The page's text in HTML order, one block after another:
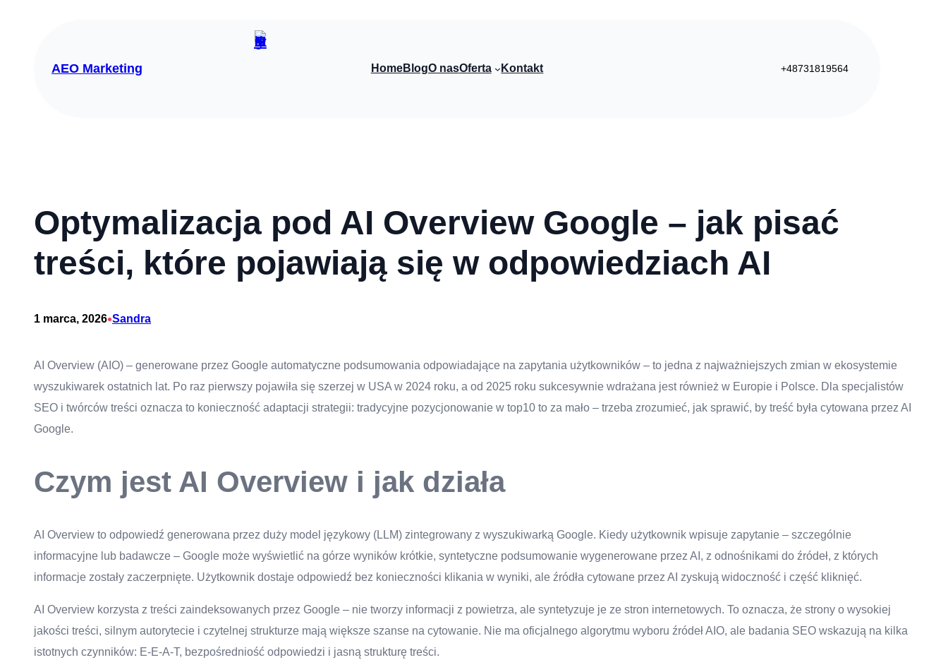
AEO Marketing HomeBlogO nasOferta Kontakt +48731819564
Optymalizacja pod AI Overview Google – jak pisać
treści, które pojawiają się w odpowiedziach AI
1 marca, 2026•Sandra
AI Overview (AIO) – generowane przez Google automatyczne podsumowania odpowiadające na zapytania użytkowników – to jedna z najważniejszych zmian w ekosystemie
wyszukiwarek ostatnich lat. Po raz pierwszy pojawiła się szerzej w USA w 2024 roku, a od 2025 roku sukcesywnie wdrażana jest również w Europie i Polsce. Dla specjalistów
SEO i twórców treści oznacza to konieczność adaptacji strategii: tradycyjne pozycjonowanie w top10 to za mało – trzeba zrozumieć, jak sprawić, by treść była cytowana przez AI
Google.
Czym jest AI Overview i jak działa
AI Overview to odpowiedź generowana przez duży model językowy (LLM) zintegrowany z wyszukiwarką Google. Kiedy użytkownik wpisuje zapytanie – szczególnie
informacyjne lub badawcze – Google może wyświetlić na górze wyników krótkie, syntetyczne podsumowanie wygenerowane przez AI, z odnośnikami do źródeł, z których
informacje zostały zaczerpnięte. Użytkownik dostaje odpowiedź bez konieczności klikania w wyniki, ale źródła cytowane przez AI zyskują widoczność i część kliknięć.
AI Overview korzysta z treści zaindeksowanych przez Google – nie tworzy informacji z powietrza, ale syntetyzuje je ze stron internetowych. To oznacza, że strony o wysokiej
jakości treści, silnym autorytecie i czytelnej strukturze mają większe szanse na cytowanie. Nie ma oficjalnego algorytmu wyboru źródeł AIO, ale badania SEO wskazują na kilka
istotnych czynników: E-E-A-T, bezpośredniość odpowiedzi i jasną strukturę treści.